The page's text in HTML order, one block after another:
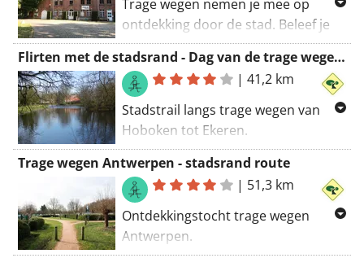
Trage wegen nemen je mee op
ontdekking door de stad. Beleef je
eigen leefomgeving van een andere
kant.
Kies je eigen start- en eindpunt en
ga op pad.
Wil jij mee nadenken over de
toekomst van de Antwerpse trage
wegen?
www.antwerpen.tragewegen.be
Flirten met de stadsrand - Dag van de trage wegen 2019
|41,2 km
Stadstrail langs trage wegen van
Hoboken tot Ekeren.
www.tragewegen.be/antwerpen
In samenwerking met Stad
Antwerpen en Regionaal Landschap
de Voorkempen stippelde Trage
Wegen Antwerpen een wandelroute
Trage wegen Antwerpen - stadsrand route
| 51,3 km
Ontdekkingstocht trage wegen
Antwerpen.